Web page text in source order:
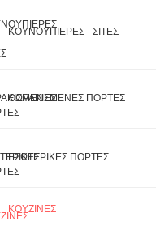
ΚΟΥΝΟΥΠΙΕΡΕΣ - ΣΙΤΕΣ
ΘΩΡΑΚΙΣΜΕΝΕΣ ΠΟΡΤΕΣ
ΕΣΩΤΕΡΙΚΕΣ ΠΟΡΤΕΣ
ΚΟΥΖΙΝΕΣ